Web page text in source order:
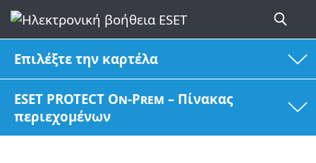
Επιλέξτε την καρτέλα
ESET PROTECT On-Prem – Πίνακας
περιεχομένων